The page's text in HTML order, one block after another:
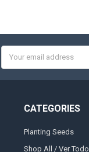
Address
CATEGORIES
Planting Seeds
Shop All / Ver Todo